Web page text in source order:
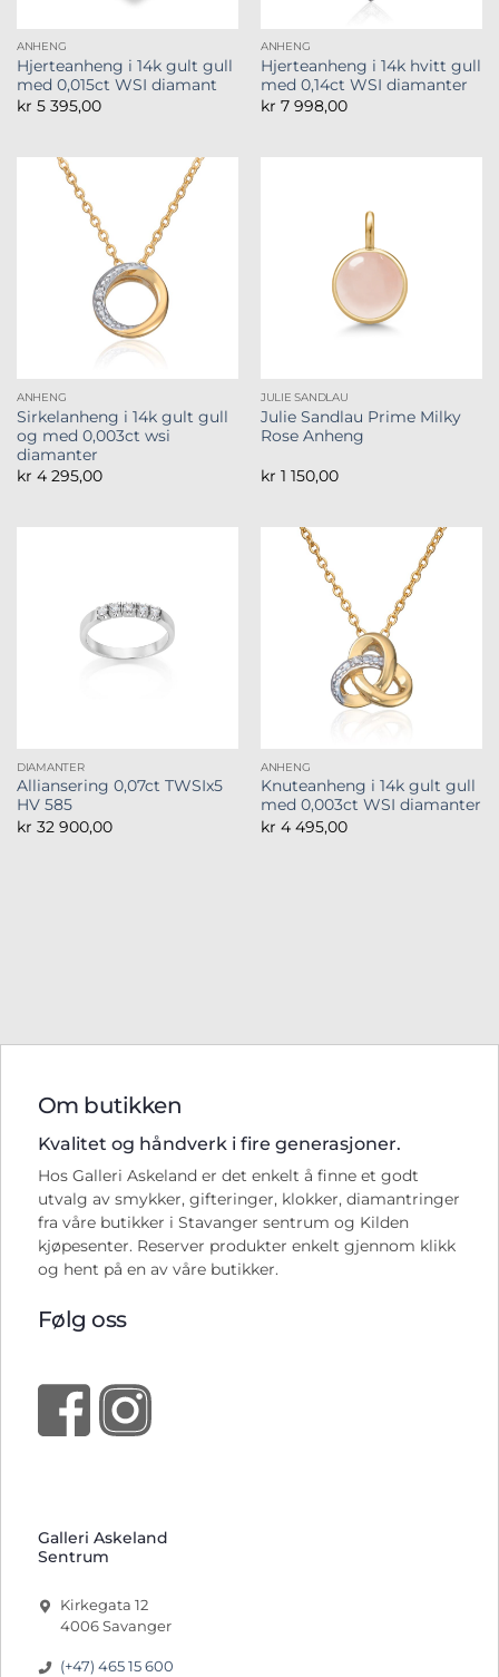
ANHENG
Hjerteanheng i 14k gult gull
med 0,015ct WSI diamant
kr 5 395,00
ANHENG
Hjerteanheng i 14k hvitt gull
med 0,14ct WSI diamanter
kr 7 998,00
ANHENG
Sirkelanheng i 14k gult gull
og med 0,003ct wsi
diamanter
kr 4 295,00
JULIE SANDLAU
Julie Sandlau Prime Milky
Rose Anheng
kr 1 150,00
DIAMANTER
Alliansering 0,07ct TWSIx5
HV 585
kr 32 900,00
ANHENG
Knuteanheng i 14k gult gull
med 0,003ct WSI diamanter
kr 4 495,00
Om butikken
Kvalitet og håndverk i fire generasjoner.
Hos Galleri Askeland er det enkelt å finne et godt
utvalg av smykker, gifteringer, klokker, diamantringer
fra våre butikker i Stavanger sentrum og Kilden
kjøpesenter. Reserver produkter enkelt gjennom klikk
og hent på en av våre butikker.
Følg oss
Galleri Askeland
Sentrum
Kirkegata 12
4006 Savanger
(+47) 465 15 600